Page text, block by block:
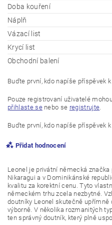
Doba kouření
Náplň
Vázací list
Krycí list
Obchodní balení
Buďte první, kdo napíše příspěvek
Pouze registrovaní uživatelé
přihlaste senebo se registrujte
Buďte první, kdo napíše příspěvek
Přidat hodnocení
Leonel je privátní německá
Nikaragui a v Dominikánské
kvalitu za korektní cenu. Tyto
německém trhu zcela nezbytné.
doutníky Leonel skutečně upřímně
výborně. V několika rozmanitých
ten správný doutník, který plně